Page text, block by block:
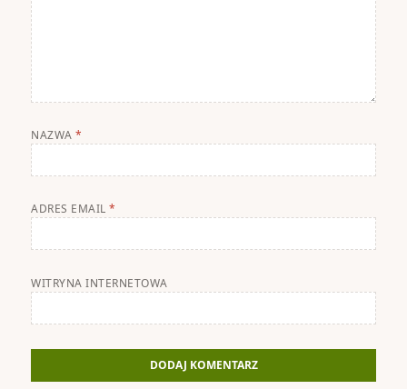
NAZWA*
ADRES EMAIL*
WITRYNA INTERNETOWA